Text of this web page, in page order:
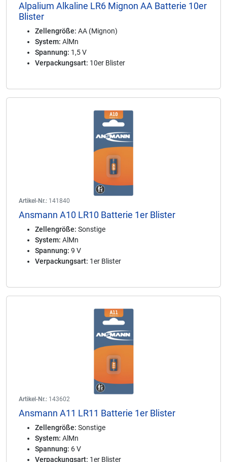
Alpalium Alkaline LR6 Mignon AA Batterie 10er
Blister
Zellengröße: AA (Mignon)
System: AlMn
Spannung: 1,5 V
Verpackungsart: 10er Blister
Artikel-Nr.: 141840
Ansmann A10 LR10 Batterie 1er Blister
Zellengröße: Sonstige
System: AlMn
Spannung: 9 V
Verpackungsart: 1er Blister
Artikel-Nr.: 143602
Ansmann A11 LR11 Batterie 1er Blister
Zellengröße: Sonstige
System: AlMn
Spannung: 6 V
Verpackungsart: 1er Blister